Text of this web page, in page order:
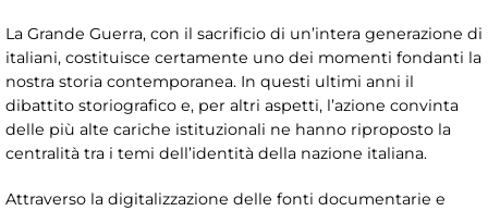
La Grande Guerra, con il sacrificio di un’intera generazione di
italiani, costituisce certamente uno dei momenti fondanti la
nostra storia contemporanea. In questi ultimi anni il
dibattito storiografico e, per altri aspetti, l’azione convinta
delle più alte cariche istituzionali ne hanno riproposto la
centralità tra i temi dell’identità della nazione italiana.
Attraverso la digitalizzazione delle fonti documentarie e